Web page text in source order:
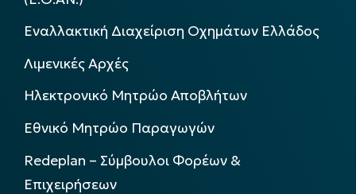
Εναλλακτική Διαχείριση Οχημάτων Ελλάδος
Λιμενικές Αρχές
Ηλεκτρονικό Μητρώο Αποβλήτων
Εθνικό Μητρώο Παραγωγών
Redeplan – Σύμβουλοι Φορέων &
Επιχειρήσεων